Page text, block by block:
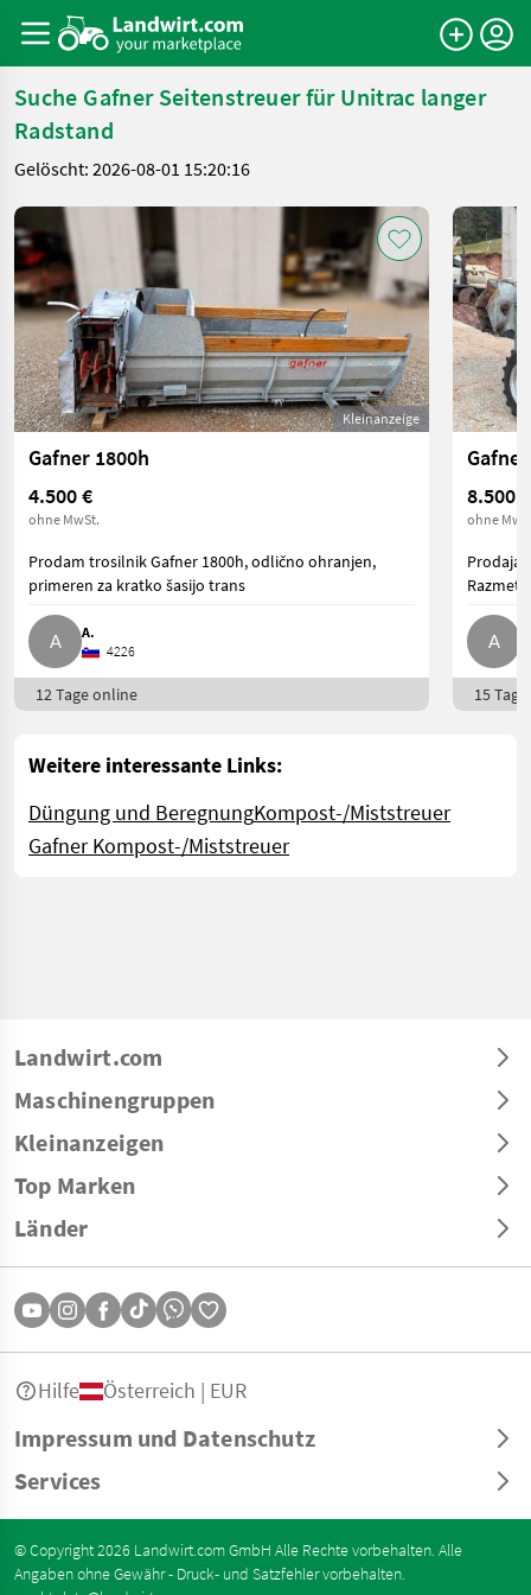
Suche Gafner Seitenstreuer für Unitrac langer
Radstand
Gelöscht: 2026-08-01 15:20:16
Kleinanzeige
Gafner 1800h
4.500 €
ohne MwSt.
Prodam trosilnik Gafner 1800h, odlično ohranjen,
primeren za kratko šasijo trans
A.
4226
12 Tage online
8.500 €
ohne
15
Weitere interessante Links:
Düngung und BeregnungKompost-/Miststreuer
Gafner Kompost-/Miststreuer
Landwirt.com
Maschinengruppen
Kleinanzeigen
Top Marken
Länder
Impressum und Datenschutz
Services
Hilfe Österreich | EUR
© Copyright 2026 Landwirt.com GmbH Alle Rechte vorbehalten. Alle
Angaben ohne Gewähr - Druck- und Satzfehler vorbehalten.